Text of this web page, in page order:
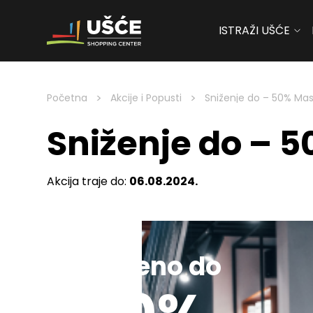
Skip to content
ISTRAŽI UŠĆE
Početna > Akcije i Popusti > Sniženje do – 50%
Sniženje do –
Akcija traje do: 06.08.2024.
Sniženo do